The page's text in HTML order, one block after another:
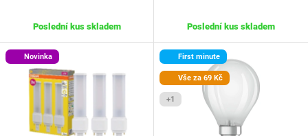
Poslední kus skladem Poslední kus skladem
Novinka First minute
Vše za 69 Kč
+1